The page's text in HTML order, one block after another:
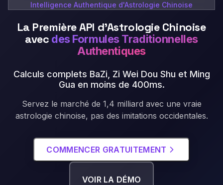
Intelligence Authentique d'Astrologie Chinoise
La Première API d'Astrologie Chinoise
avec des Formules Traditionnelles
Authentiques
Calculs complets BaZi, Zi Wei Dou Shu et Ming
Gua en moins de 400ms.
Servez le marché de 1,4 milliard avec une vraie
astrologie chinoise, pas des imitations occidentales.
COMMENCER GRATUITEMENT
VOIR LA DÉMO